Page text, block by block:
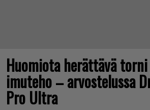
Huomiota herättävä
imuteho – arvostelussa
Pro Ultra